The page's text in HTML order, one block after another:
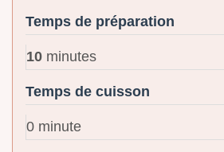
Temps de préparation
10 minutes
Temps de cuisson
0 minute